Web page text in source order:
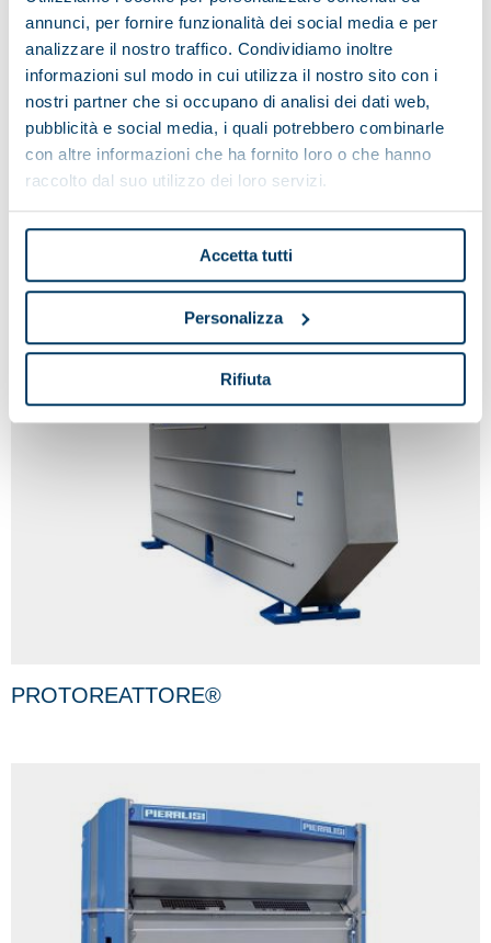
annunci, per fornire funzionalità dei social media e per
analizzare il nostro traffico. Condividiamo inoltre
informazioni sul modo in cui utilizza il nostro sito con i
nostri partner che si occupano di analisi dei dati web,
pubblicità e social media, i quali potrebbero combinarle
con altre informazioni che ha fornito loro o che hanno
raccolto dal suo utilizzo dei loro servizi.
Accetta tutti
Personalizza
Rifiuta
FINE SERIE
MOLINOVA SERIE ORO
PROTOREATTORE®